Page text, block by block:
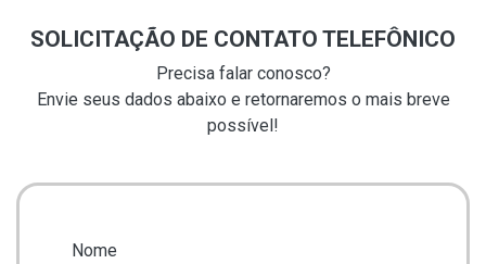
SOLICITAÇÃO DE CONTATO TELEFÔNICO
Precisa falar conosco?
Envie seus dados abaixo e retornaremos o mais breve
possível!
Nome